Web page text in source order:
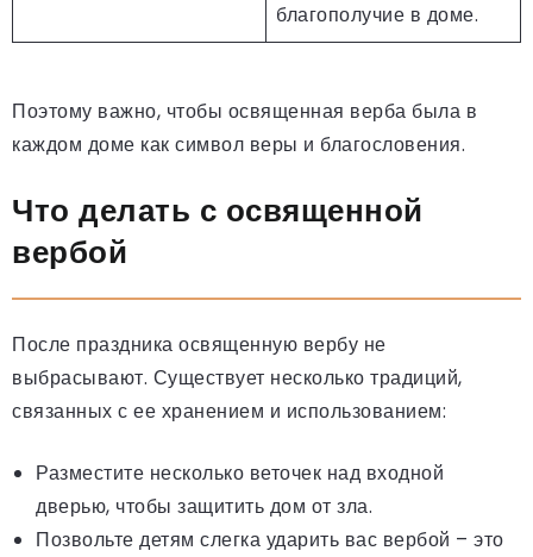
благополучие в доме.
Поэтому важно, чтобы освященная верба была в
каждом доме как символ веры и благословения.
Что делать с освященной
вербой
После праздника освященную вербу не
выбрасывают. Существует несколько традиций,
связанных с ее хранением и использованием:
Разместите несколько веточек над входной
дверью, чтобы защитить дом от зла.
Позвольте детям слегка ударить вас вербой – это